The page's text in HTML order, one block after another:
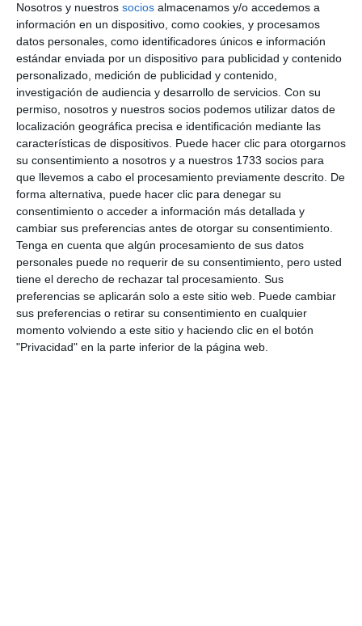
Nosotros y nuestros socios almacenamos y/o accedemos a
información en un dispositivo, como cookies, y procesamos
datos personales, como identificadores únicos e información
estándar enviada por un dispositivo para publicidad y contenido
personalizado, medición de publicidad y contenido,
investigación de audiencia y desarrollo de servicios. Con su
permiso, nosotros y nuestros socios podemos utilizar datos de
localización geográfica precisa e identificación mediante las
características de dispositivos. Puede hacer clic para otorgarnos
su consentimiento a nosotros y a nuestros 1733 socios para
que llevemos a cabo el procesamiento previamente descrito. De
forma alternativa, puede hacer clic para denegar su
consentimiento o acceder a información más detallada y
cambiar sus preferencias antes de otorgar su consentimiento.
Tenga en cuenta que algún procesamiento de sus datos
personales puede no requerir de su consentimiento, pero usted
tiene el derecho de rechazar tal procesamiento. Sus
preferencias se aplicarán solo a este sitio web. Puede cambiar
sus preferencias o retirar su consentimiento en cualquier
momento volviendo a este sitio y haciendo clic en el botón
"Privacidad" en la parte inferior de la página web.
‘The Fury Within Me.
Desolation’, a photographic
journey through the DANA
disaster
ACTUALIDAD
Los mayores de Mijas mejoran
sus habilidades técnicas a
través de un taller de
arteterapia
ACTUALIDAD
Fisioterapia cardiorrespiratoria
o cómo pequeños hábitos
pueden mejorar nuestra salud
ACTUALIDAD
Las Lagunas hosts a workshop